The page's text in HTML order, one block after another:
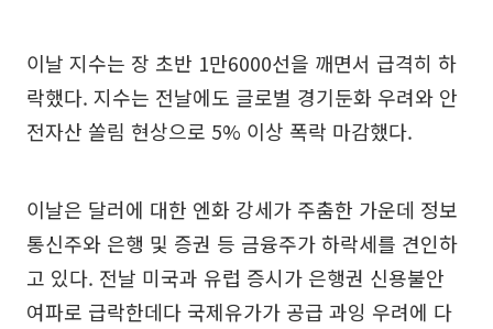
이날 지수는 장 초반 1만6000선을 깨면서 급격히 하
락했다. 지수는 전날에도 글로벌 경기둔화 우려와 안
전자산 쏠림 현상으로 5% 이상 폭락 마감했다.
이날은 달러에 대한 엔화 강세가 주춤한 가운데 정보
통신주와 은행 및 증권 등 금융주가 하락세를 견인하
고 있다. 전날 미국과 유럽 증시가 은행권 신용불안
여파로 급락한데다 국제유가가 공급 과잉 우려에 다